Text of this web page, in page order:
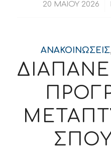
20 ΜΑΪ́ΟΥ 2026
/
ΑΝΑΚΟΙΝΏΣΕΙΣ,